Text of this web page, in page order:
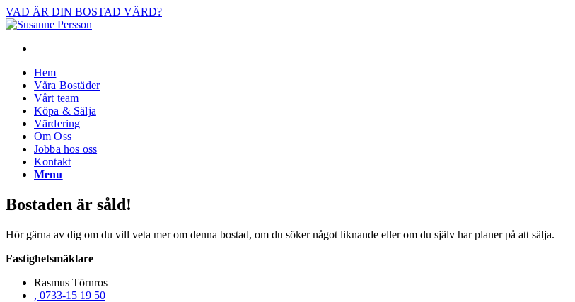
VAD ÄR DIN BOSTAD VÄRD?
Hem
Våra Bostäder
Vårt team
Köpa & Sälja
Värdering
Om Oss
Jobba hos oss
Kontakt
Menu
Bostaden är såld!
Hör gärna av dig om du vill veta mer om denna bostad, om du söker något liknande eller om du själv har planer på att sälja.
Fastighetsmäklare
Rasmus Törnros
, 0733-15 19 50